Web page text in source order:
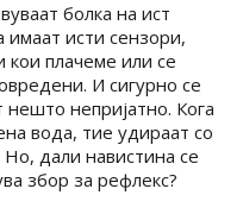
болка на ист
имаат исти сензори,
плачеме или се
И сигурно се
нешто непријатно. Кога
вода, тие удираат со
Но, дали навистина се
збор за рефлекс?